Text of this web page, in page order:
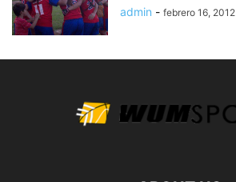
admin - febrero 16, 2012